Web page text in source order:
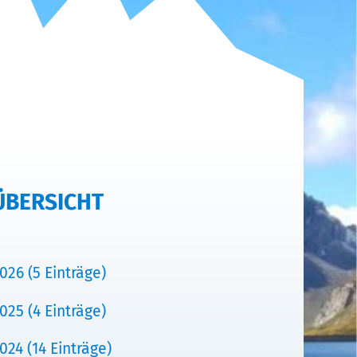
(5 Einträge)
(4 Einträge)
(14 Einträge)